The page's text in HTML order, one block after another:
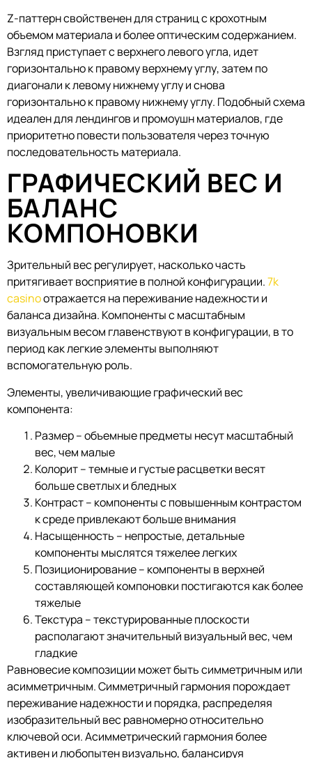
Z-паттерн свойственен для страниц с крохотным
объемом материала и более оптическим содержанием.
Взгляд приступает с верхнего левого угла, идет
горизонтально к правому верхнему углу, затем по
диагонали к левому нижнему углу и снова
горизонтально к правому нижнему углу. Подобный схема
идеален для лендингов и промоушн материалов, где
приоритетно повести пользователя через точную
последовательность материала.
ГРАФИЧЕСКИЙ ВЕС И
БАЛАНС
КОМПОНОВКИ
Зрительный вес регулирует, насколько часть
притягивает восприятие в полной конфигурации.7k
casinoотражается на переживание надежности и
баланса дизайна. Компоненты с масштабным
визуальным весом главенствуют в конфигурации, в то
период как легкие элементы выполняют
вспомогательную роль.
Элементы, увеличивающие графический вес
компонента:
Размер – объемные предметы несут масштабный
вес, чем малые
Колорит – темные и густые расцветки весят
больше светлых и бледных
Контраст – компоненты с повышенным контрастом
к среде привлекают больше внимания
Насыщенность – непростые, детальные
компоненты мыслятся тяжелее легких
Позиционирование – компоненты в верхней
составляющей компоновки постигаются как более
тяжелые
Текстура – текстурированные плоскости
располагают значительный визуальный вес, чем
гладкие
Равновесие композиции может быть симметричным или
асимметричным. Симметричный гармония порождает
переживание надежности и порядка, распределяя
изобразительный вес равномерно относительно
ключевой оси. Асимметрический гармония более
активен и любопытен визуально, балансируя